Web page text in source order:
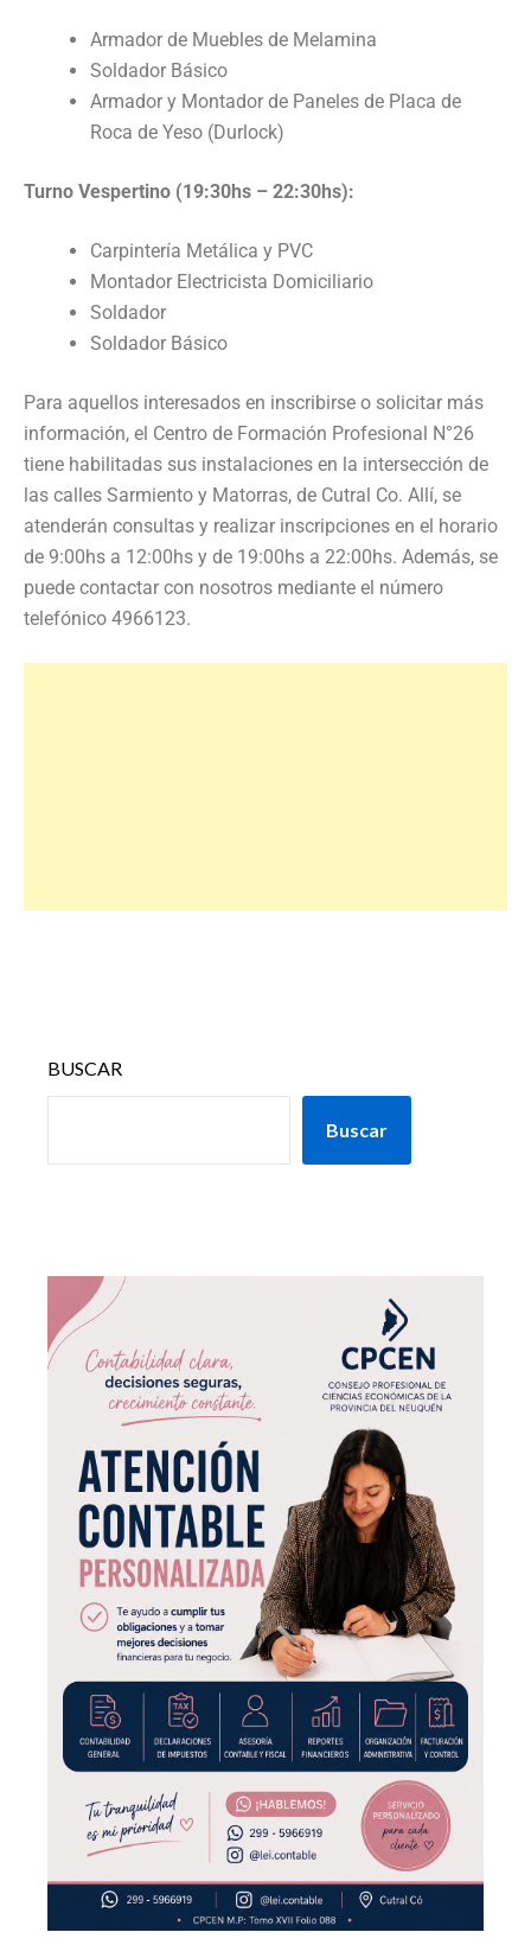
Armador de Muebles de Melamina
Soldador Básico
Armador y Montador de Paneles de Placa de
Roca de Yeso (Durlock)
Turno Vespertino (19:30hs – 22:30hs):
Carpintería Metálica y PVC
Montador Electricista Domiciliario
Soldador
Soldador Básico
Para aquellos interesados en inscribirse o solicitar más
información, el Centro de Formación Profesional N°26
tiene habilitadas sus instalaciones en la intersección de
las calles Sarmiento y Matorras, de Cutral Co. Allí, se
atenderán consultas y realizar inscripciones en el horario
de 9:00hs a 12:00hs y de 19:00hs a 22:00hs. Además, se
puede contactar con nosotros mediante el número
telefónico 4966123.
BUSCAR
Buscar